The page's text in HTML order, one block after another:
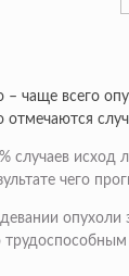
всего
случаев
чего